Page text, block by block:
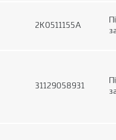
2K0511155A
31129058931